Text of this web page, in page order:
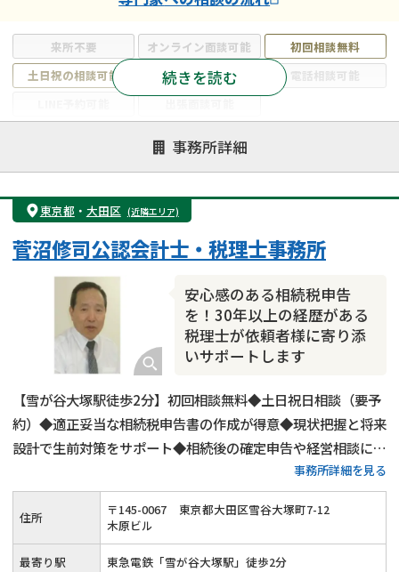
来所不要 オンライン面談可能
初回相談無料
土日祝の相談可能
19時以降電話可能
電話相談可能
遺言書作成・遺言執行
相続放棄
相続登記
遺産分割
遺留分侵害額請求
相続税申告
相続手続き
銀行手続き
成年後見・任意後見
贈与税
生前対策
相続人調査
相続財産調査
相続トラブル
続きを読む
事務所詳細
東京都 ・ 大田区 (近隣エリア)
安心感のある相続税申告
を！30年以上の経歴がある
税理士が依頼者様に寄り添
いサポートします
菅沼修司公認会計士・税理士事務所
【雪が谷大塚駅徒歩2分】初回相談無料◆土日祝日相談（要予
約）◆適正妥当な相続税申告書の作成が得意◆現状把握と将来
設計で生前対策をサポート◆相続後の確定申告や経営相談にも
対応可能◆ベテラン税理士が相談から申告後のフォローまで対
応します。まずは相続税に関するお悩みをお聞かせください。
事務所詳細を見る
住所 〒145-0067
東京都大田区雪谷大塚町7-12
木原ビル
最寄り駅 東急電鉄「雪が谷大塚駅」徒歩2分